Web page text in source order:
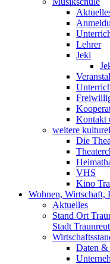
Lehrer
Jeki
Kontakt
weitere
Die
VHS
Kino
Wohnen, Wirtschaft,
Aktuelles
Stand Ort
Stadt Traunreut
Daten &